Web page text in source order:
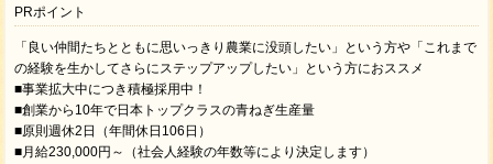
PRポイント
「良い仲間たちとともに思いっきり農業に没頭したい」という方や「これまで
の経験を生かしてさらにステップアップしたい」という方におススメ
■事業拡大中につき積極採用中！
■創業から10年で日本トップクラスの青ねぎ生産量
■原則週休2日（年間休日106日）
■月給230,000円～（社会人経験の年数等により決定します）